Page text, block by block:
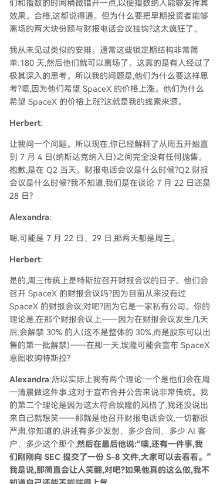
们和指数的时间稍微错开一点,以便指数纳入能够发挥其
效果。合格,这都说得通。但为什么要把早期投资者能够
离场的两大块份额与财报电话会议挂钩?这太疯狂了。
我从未见过类似的安排。通常这些锁定期结构非常简
单:180 天,然后他们就可以离场了。这真的是有人经过了
极其深入的思考。所以我的问题是,他们为什么要这样思
考?嗯,因为他们希望 SpaceX 的价格上涨。他们为什么
希望 SpaceX 的价格上涨?这就是我的线索来源。
Herbert:
让我问一个问题。所以现在,你已经解释了从周五开始直
到 7 月 4 日(纳斯达克纳入日)之间完全没有任何抛售。
抱歉,是在 Q2 当天。财报电话会议是什么时候?Q2 财报
会议是什么时候?我不知道,我们是在谈论 7 月 22 日还是
28 日?
Alexandra:
嗯,可能是 7 月 22 日、29 日,那两天都是周三。
Herbert:
是的,周三传统上是特斯拉召开财报会议的日子。他们会
召开 SpaceX 的财报会议吗?因为目前从来没有过
SpaceX 的财报会议,对吧?因为它是一家私有公司。你的
理论是,在那个财报会议上——因为在财报会议发生几天
后,会解禁 30% 的人(这不是整体的 30%,而是股东可以出
售的第一批解禁)——在那一天,埃隆可能会宣布 SpaceX
意图收购特斯拉?
Alexandra:所以实际上我有两个理论:一个是他们会在周
一清晨做这件事,这对于宣布合并公告来说非常传统。我
的第二个理论是因为这太符合埃隆的风格了,我还没说出
来自己就想笑——那就是他召开财报电话会议,一切都很
严肃,你知道的,讲述有多少发射、多少合同、多少 AI 客
户、多少这个那个,然后在最后他说:“噢,还有一件事,我
们刚刚向 SEC 提交了一份 S-8 文件,大家可以去看看。”
我是说,那简直会让人笑翻,对吧?如果他真的这么做,我不